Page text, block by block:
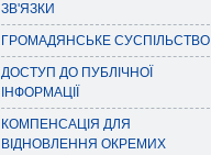
ЗВ'ЯЗКИ
ГРОМАДЯНСЬКЕ СУСПІЛЬСТВО
ДОСТУП ДО ПУБЛІЧНОЇ
ІНФОРМАЦІЇ
КОМПЕНСАЦІЯ ДЛЯ
ВІДНОВЛЕННЯ ОКРЕМИХ